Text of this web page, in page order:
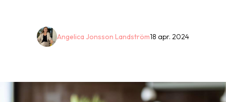
18 apr. 2024
Angelica Jonsson Landström